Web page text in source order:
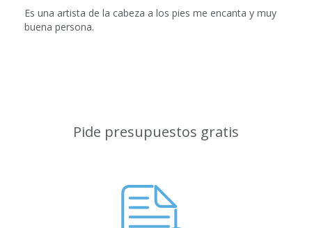
Es una artista de la cabeza a los pies me encanta y muy
buena persona.
Pide presupuestos gratis